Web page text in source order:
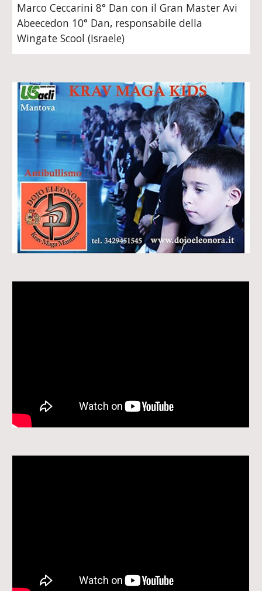
Marco Ceccarini 8° Dan con il Gran Master Avi
Abeecedon 10° Dan, responsabile della
Wingate Scool (Israele)